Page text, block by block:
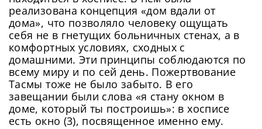
реализована концепция «дом вдали от
дома», что позволяло человеку ощущать
себя не в гнетущих больничных стенах, а в
комфортных условиях, сходных с
домашними. Эти принципы соблюдаются по
всему миру и по сей день. Пожертвование
Тасмы тоже не было забыто. В его
завещании были слова «я стану окном в
доме, который ты построишь»: в хосписе
есть окно (3), посвященное именно ему.